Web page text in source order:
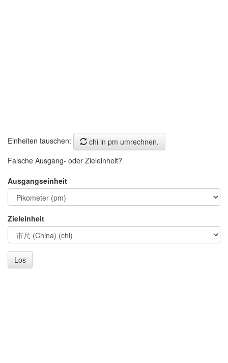
Einheiten tauschen:
chi in pm umrechnen.
Falsche Ausgang- oder Zieleinheit?
Ausgangseinheit
Zieleinheit
Los